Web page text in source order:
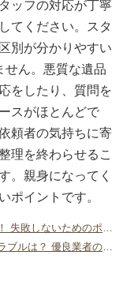
ッフの対応が丁寧
てください。スタ
別が分かりやすい
せん。悪質な遺品
をしたり、質問を
スがほとんどで
頼者の気持ちに寄
理を終わらせるこ
。親身になってく
ポイントです。